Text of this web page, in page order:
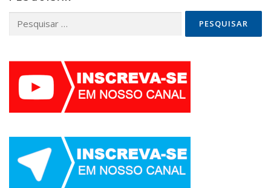
por: